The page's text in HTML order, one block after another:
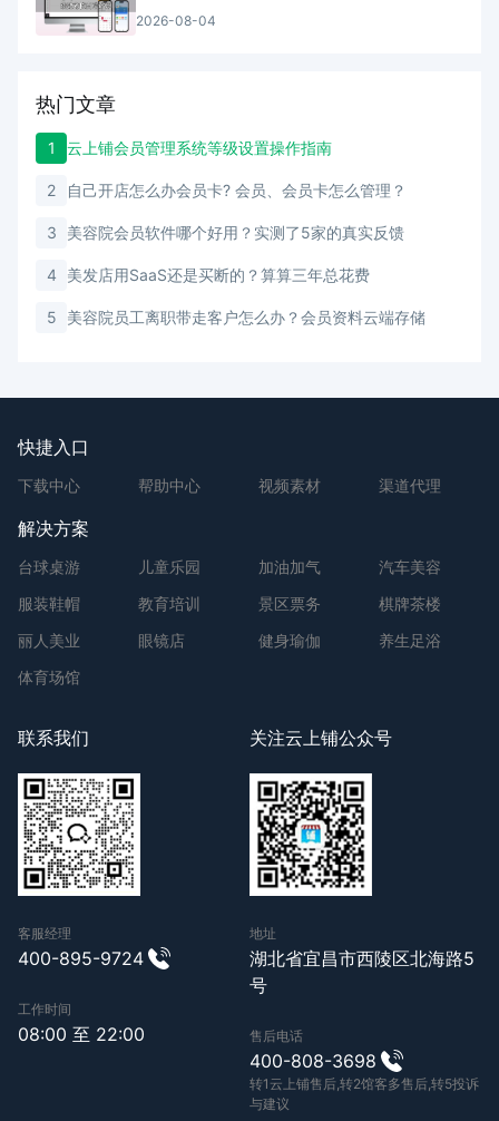
2026-08-04
热门文章
1 云上铺会员管理系统等级设置操作指南
2 自己开店怎么办会员卡? 会员、会员卡怎么管理？
3 美容院会员软件哪个好用？实测了5家的真实反馈
4 美发店用SaaS还是买断的？算算三年总花费
5 美容院员工离职带走客户怎么办？会员资料云端存储
快捷入口
下载中心 帮助中心 视频素材 渠道代理
解决方案
台球桌游 儿童乐园 加油加气
汽车美容
服装鞋帽
教育培训 景区票务
棋牌茶楼
丽人美业
眼镜店 健身瑜伽
养生足浴
体育场馆
联系我们
客服经理
400-895-9724
工作时间
08:00 至 22:00
关注云上铺公众号
地址
湖北省宜昌市西陵区北海路5
号
售后电话
400-808-3698
转1云上铺售后,转2馆客多售后,转5投诉
与建议